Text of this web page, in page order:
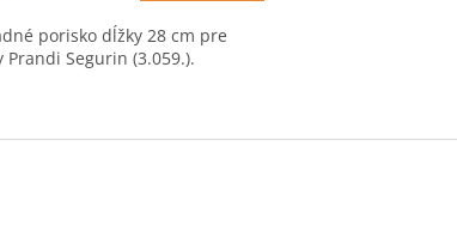
porisko dĺžky 28 cm pre
Prandi Segurin (3.059.).
v